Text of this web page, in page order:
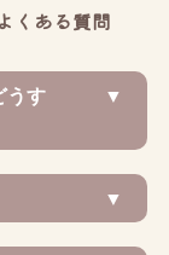
くある質問
うす